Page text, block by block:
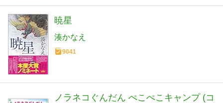
暁星
湊かなえ
9041
ノラネコぐんだん ぺこぺこキャンプ (コ